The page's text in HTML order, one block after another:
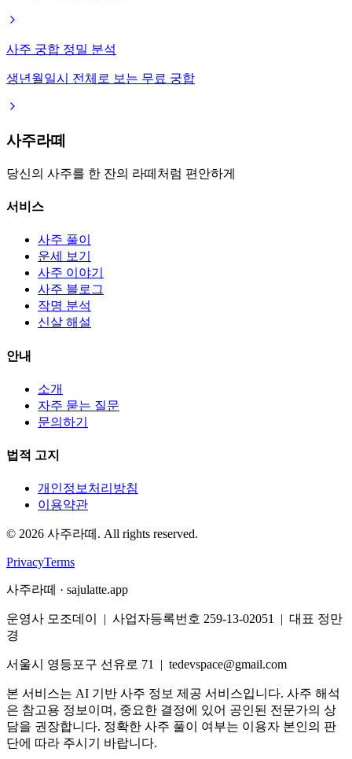
사주 궁합 정밀 분석
생년월일시 전체로 보는 무료 궁합
사주라떼
당신의 사주를 한 잔의 라떼처럼 편안하게
서비스
사주 풀이
운세 보기
사주 이야기
사주 블로그
작명 분석
신살 해설
안내
소개
자주 묻는 질문
문의하기
법적 고지
개인정보처리방침
이용약관
© 2026 사주라떼. All rights reserved.
PrivacyTerms
사주라떼 · sajulatte.app
운영사 모조데이 | 사업자등록번호 259-13-02051 | 대표 정만
경
서울시 영등포구 선유로 71 | tedevspace@gmail.com
본 서비스는 AI 기반 사주 정보 제공 서비스입니다. 사주 해석
은 참고용 정보이며, 중요한 결정에 있어 공인된 전문가의 상
담을 권장합니다. 정확한 사주 풀이 여부는 이용자 본인의 판
단에 따라 주시기 바랍니다.